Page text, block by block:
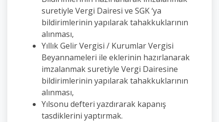
suretiyle Vergi Dairesi ve SGK ‘ya
bildirimlerinin yapılarak tahakkuklarının
alınması,
Yıllık Gelir Vergisi / Kurumlar Vergisi
Beyannameleri ile eklerinin hazırlanarak
imzalanmak suretiyle Vergi Dairesine
bildirimlerinin yapılarak tahakkuklarının
alınması,
Yılsonu defteri yazdırarak kapanış
tasdiklerini yaptırmak.